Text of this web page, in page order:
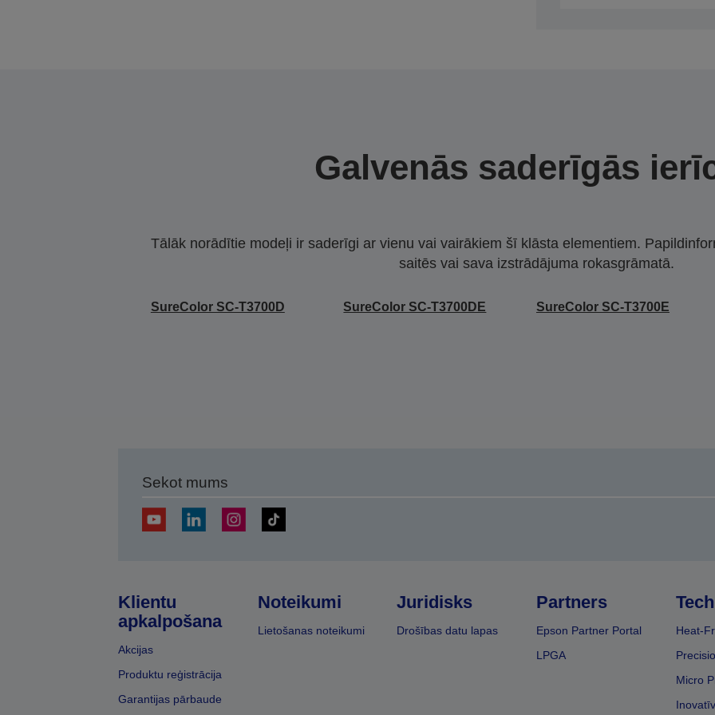
Galvenās saderīgās
Tālāk norādītie modeļi ir saderīgi ar vienu vai vairākiem šī klāsta elementiem.
saitēs vai sava izstrādājuma rokasgrāmatā.
SureColor SC-T3700D SureColor SC-T3700DE SureColor SC-T3700E
Sekot mums
Klientu
apkalpošana
Akcijas
Produktu reģistrācija
Garantijas pārbaude
Noteikumi
Lietošanas noteikumi
Juridisks
Drošības datu lapas
Partners
Epson Partner Portal
LPGA
Heat-
Micro